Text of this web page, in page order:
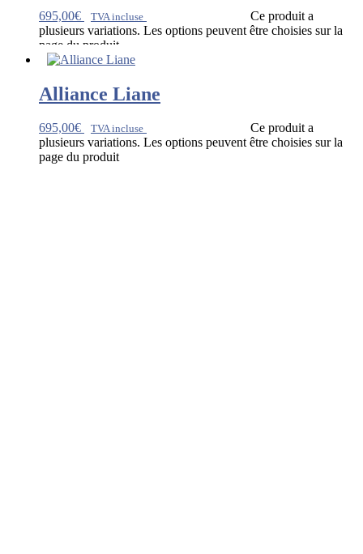
695,00€ TVA incluse
Ce produit a
plusieurs variations. Les options peuvent être choisies sur la
page du produit
Alliance Liane
695,00€ TVA incluse
Ce produit a
plusieurs variations. Les options peuvent être choisies sur la
page du produit